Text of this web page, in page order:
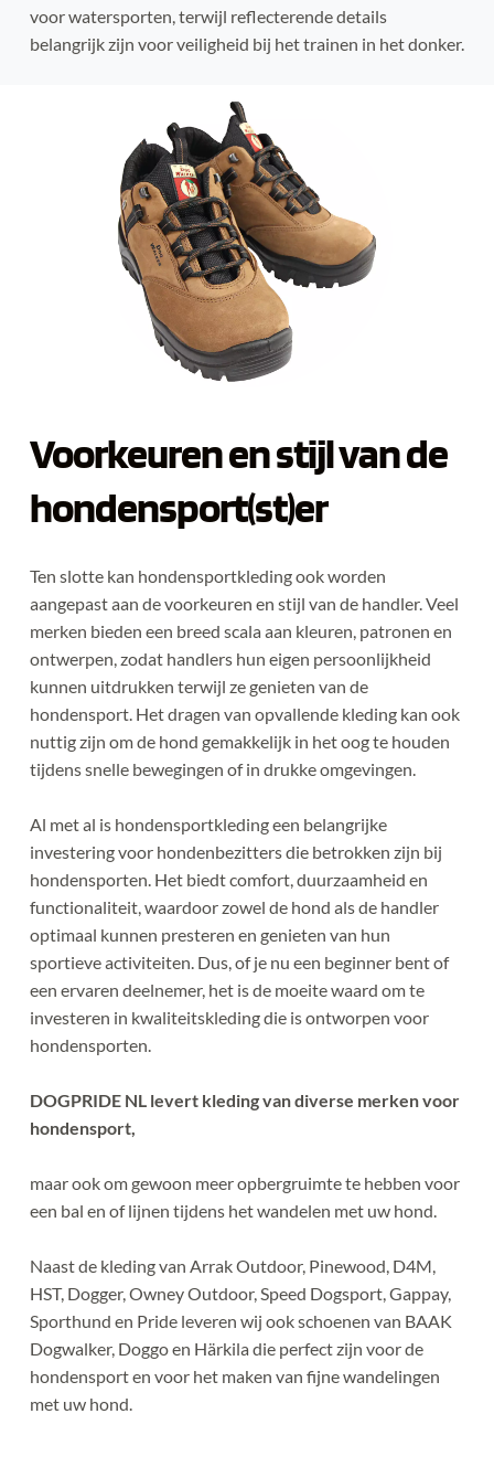
voor watersporten, terwijl reflecterende details
belangrijk zijn voor veiligheid bij het trainen in het donker.
Voorkeuren en stijl van de
hondensport(st)er
Ten slotte kan hondensportkleding ook worden
aangepast aan de voorkeuren en stijl van de handler. Veel
merken bieden een breed scala aan kleuren, patronen en
ontwerpen, zodat handlers hun eigen persoonlijkheid
kunnen uitdrukken terwijl ze genieten van de
hondensport. Het dragen van opvallende kleding kan ook
nuttig zijn om de hond gemakkelijk in het oog te houden
tijdens snelle bewegingen of in drukke omgevingen.
Al met al is hondensportkleding een belangrijke
investering voor hondenbezitters die betrokken zijn bij
hondensporten. Het biedt comfort, duurzaamheid en
functionaliteit, waardoor zowel de hond als de handler
optimaal kunnen presteren en genieten van hun
sportieve activiteiten. Dus, of je nu een beginner bent of
een ervaren deelnemer, het is de moeite waard om te
investeren in kwaliteitskleding die is ontworpen voor
hondensporten.
DOGPRIDE NL levert kleding van diverse merken voor
hondensport,
maar ook om gewoon meer opbergruimte te hebben voor
een bal en of lijnen tijdens het wandelen met uw hond.
Naast de kleding van Arrak Outdoor, Pinewood, D4M,
HST, Dogger, Owney Outdoor, Speed Dogsport, Gappay,
Sporthund en Pride leveren wij ook schoenen van BAAK
Dogwalker, Doggo en Härkila die perfect zijn voor de
hondensport en voor het maken van fijne wandelingen
met uw hond.